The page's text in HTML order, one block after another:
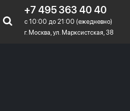
+7 495 363 40 40
c 10:00 до 21:00 (ежедневно)
г. Москва, ул. Марксистская, 38